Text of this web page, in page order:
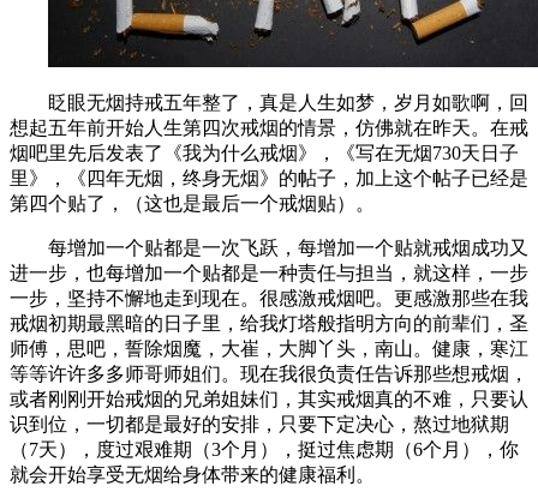
眨眼无烟持戒五年整了，真是人生如梦，岁月如歌啊，回
想起五年前开始人生第四次戒烟的情景，仿佛就在昨天。在戒
烟吧里先后发表了《我为什么戒烟》，《写在无烟730天日子
里》，《四年无烟，终身无烟》的帖子，加上这个帖子已经是
第四个贴了，（这也是最后一个戒烟贴）。
每增加一个贴都是一次飞跃，每增加一个贴就戒烟成功又
进一步，也每增加一个贴都是一种责任与担当，就这样，一步
一步，坚持不懈地走到现在。很感激戒烟吧。更感激那些在我
戒烟初期最黑暗的日子里，给我灯塔般指明方向的前辈们，圣
师傅，思吧，誓除烟魔，大崔，大脚丫头，南山。健康，寒江
等等许许多多师哥师姐们。现在我很负责任告诉那些想戒烟，
或者刚刚开始戒烟的兄弟姐妹们，其实戒烟真的不难，只要认
识到位，一切都是最好的安排，只要下定决心，熬过地狱期
（7天），度过艰难期（3个月），挺过焦虑期（6个月），你
就会开始享受无烟给身体带来的健康福利。